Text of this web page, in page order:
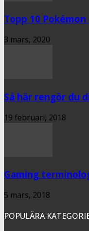
Topp 10
3 mars, 2020
Så här rengör du
19 februari, 2018
Gaming
5 mars, 2018
POPULÄRA